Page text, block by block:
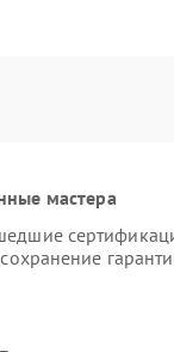
мастера